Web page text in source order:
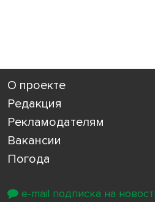
О проекте
Редакция
Рекламодателям
Вакансии
Погода
e-mail подписка на